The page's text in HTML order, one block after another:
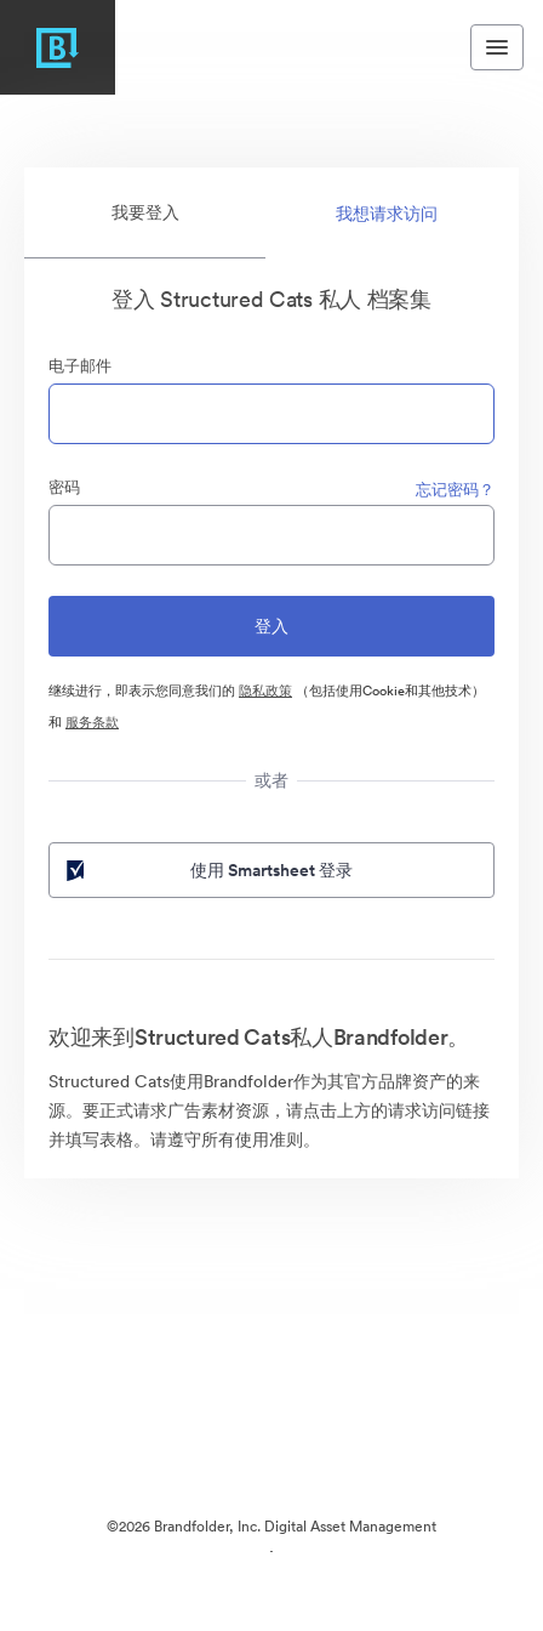
我要登入 我想请求访问
登入 Structured Cats 私人 档案集
电子邮件
密码 忘记密码？
继续进行，即表示您同意我们的 隐私政策 （包括使用Cookie和其他技术）
和 服务条款
或者
使用 Smartsheet 登录
欢迎来到Structured Cats私人Brandfolder。
Structured Cats使用Brandfolder作为其官方品牌资产的来
源。要正式请求广告素材资源，请点击上方的请求访问链接
并填写表格。请遵守所有使用准则。
©2026 Brandfolder, Inc. Digital Asset Management
·